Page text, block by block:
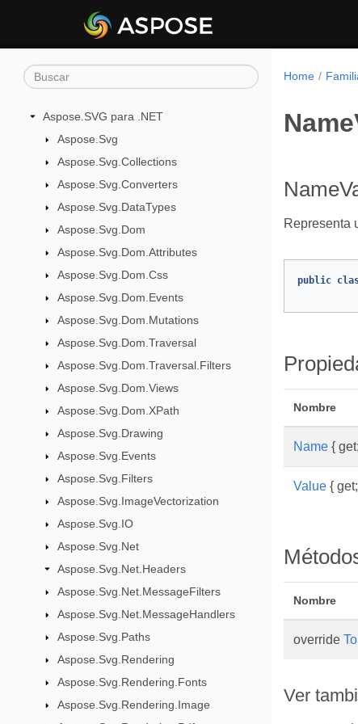
Aspose.SVG para .NET
Aspose.Svg
Aspose.Svg.Collections
Aspose.Svg.Converters
Aspose.Svg.DataTypes
Aspose.Svg.Dom
Aspose.Svg.Dom.Attributes
Aspose.Svg.Dom.Css
Aspose.Svg.Dom.Events
Aspose.Svg.Dom.Mutations
Aspose.Svg.Dom.Traversal
Aspose.Svg.Dom.Traversal.Filters
Aspose.Svg.Dom.Views
Aspose.Svg.Dom.XPath
Aspose.Svg.Drawing
Aspose.Svg.Events
Aspose.Svg.Filters
Aspose.Svg.ImageVectorization
Aspose.Svg.IO
Aspose.Svg.Net
Aspose.Svg.Net.Headers
Aspose.Svg.Net.MessageFilters
Aspose.Svg.Net.MessageHandlers
Aspose.Svg.Paths
Aspose.Svg.Rendering
Aspose.Svg.Rendering.Fonts
Aspose.Svg.Rendering.Image
Home
Representa
public
Nombre
Name {
Value {
Nombre
override
Ver